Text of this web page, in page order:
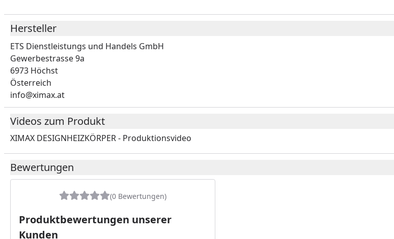
Hersteller
ETS Dienstleistungs und Handels GmbH
Gewerbestrasse 9a
6973 Höchst
Österreich
info@ximax.at
Videos zum Produkt
XIMAX DESIGNHEIZKÖRPER - Produktionsvideo
Youtube-Video
Bewertungen
(0 Bewertungen)
Produktbewertungen unserer
Kunden